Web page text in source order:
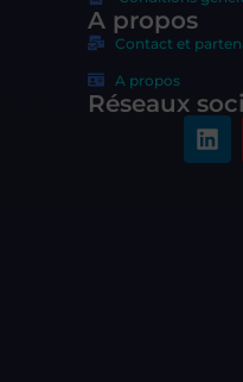
A propos
Contact et
A propos
Réseaux